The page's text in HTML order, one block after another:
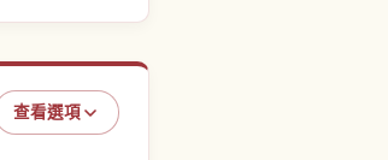
查看選項